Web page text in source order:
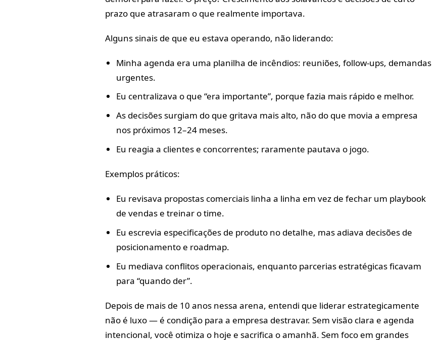
prazo que atrasaram o que realmente importava.
Alguns sinais de que eu estava operando, não liderando:
Minha agenda era uma planilha de incêndios: reuniões, follow-ups, demandas
urgentes.
Eu centralizava o que “era importante”, porque fazia mais rápido e melhor.
As decisões surgiam do que gritava mais alto, não do que movia a empresa
nos próximos 12–24 meses.
Eu reagia a clientes e concorrentes; raramente pautava o jogo.
Exemplos práticos:
Eu revisava propostas comerciais linha a linha em vez de fechar um playbook
de vendas e treinar o time.
Eu escrevia especificações de produto no detalhe, mas adiava decisões de
posicionamento e roadmap.
Eu mediava conflitos operacionais, enquanto parcerias estratégicas ficavam
para “quando der”.
Depois de mais de 10 anos nessa arena, entendi que liderar estrategicamente
não é luxo — é condição para a empresa destravar. Sem visão clara e agenda
intencional, você otimiza o hoje e sacrifica o amanhã. Sem foco em grandes